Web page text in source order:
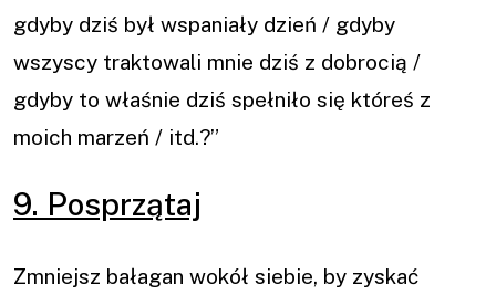
gdyby dziś był wspaniały dzień / gdyby
wszyscy traktowali mnie dziś z dobrocią /
gdyby to właśnie dziś spełniło się któreś z
moich marzeń / itd.?”
9. Posprzątaj
Zmniejsz bałagan wokół siebie, by zyskać